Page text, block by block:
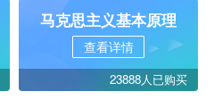
马克思主义基本原理
查看详情
23888人已购买